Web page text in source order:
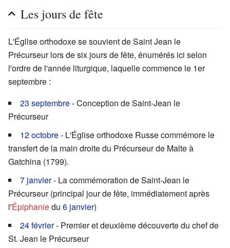
Les jours de fête
L'Église orthodoxe se souvient de Saint Jean le
Précurseur lors de six jours de fête, énumérés ici selon
l'ordre de l'année liturgique, laquelle commence le 1er
septembre :
23 septembre- Conception de Saint-Jean le
Précurseur
12 octobre- L'Église orthodoxe Russe commémore le
transfert de la main droite du Précurseur de Malte à
Gatchina (1799).
7 janvier- La commémoration de Saint-Jean le
Précurseur (principal jour de fête, immédiatement après
l'Épiphaniedu 6 janvier)
24 février- Premier et deuxième découverte du chef de
St. Jean le Précurseur